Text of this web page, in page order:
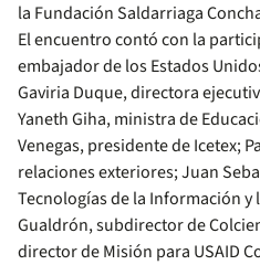
la Fundación Saldarriaga
El encuentro contó con la
embajador de los Estados
Gaviria Duque, directora
Yaneth Giha, ministra de
Venegas, presidente de Icetex;
relaciones exteriores; Juan
Tecnologías de la Información y
Gualdrón, subdirector de
director de Misión para USAID